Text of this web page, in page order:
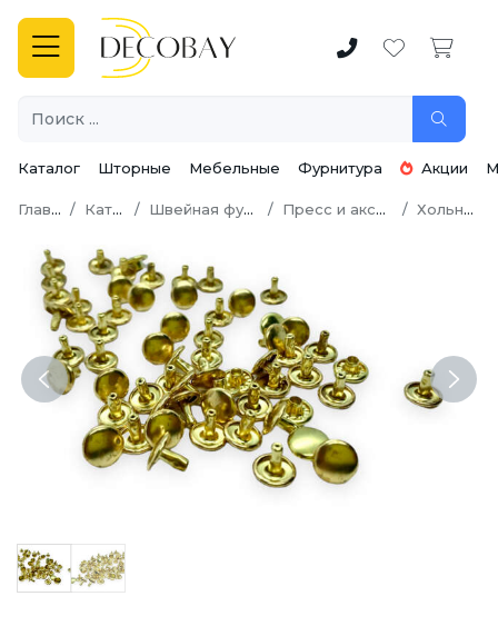
Каталог Шторные Мебельные Фурнитура Акции
Главная Каталог Швейная фурнитура Пресс и аксессуары Хольнитены
Previous Next